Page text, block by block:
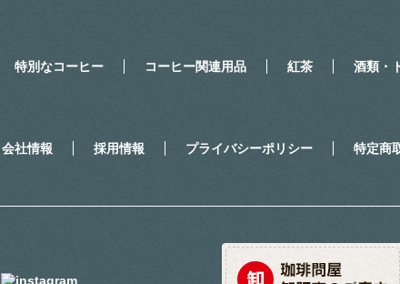
特別なコーヒー コーヒー関連用品 紅茶 酒類・
会社情報 採用情報 プライバシーポリシー 特定商